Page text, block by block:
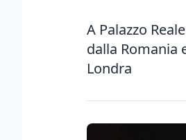
A Palazzo
dalla Romania
Londra